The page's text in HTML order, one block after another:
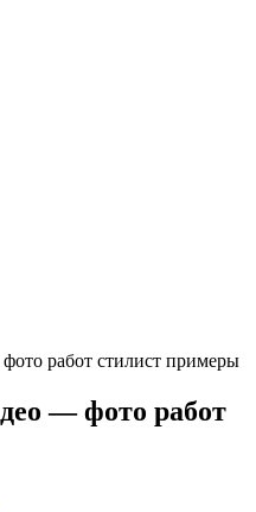
работ стилист примеры
— фото работ